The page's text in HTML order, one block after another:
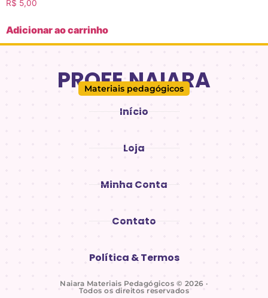
R$ 5,00
Adicionar ao carrinho
PROFE.NAIARA
Materiais pedagógicos
Início
Loja
Minha Conta
Contato
Política & Termos
Naiara Materiais Pedagógicos © 2026 ·
Todos os direitos reservados